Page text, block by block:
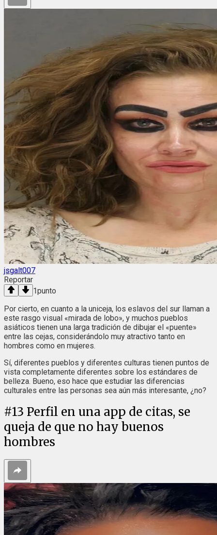
jsgalt007
Reportar
1punto
Por cierto, en cuanto a la uniceja, los eslavos del sur llaman a
este rasgo visual «mirada de lobo», y muchos pueblos
asiáticos tienen una larga tradición de dibujar el «puente»
entre las cejas, considerándolo muy atractivo tanto en
hombres como en mujeres.
Sí, diferentes pueblos y diferentes culturas tienen puntos de
vista completamente diferentes sobre los estándares de
belleza. Bueno, eso hace que estudiar las diferencias
culturales entre las personas sea aún más interesante, ¿no?
#13 Perfil en una app de citas, se
queja de que no hay buenos
hombres